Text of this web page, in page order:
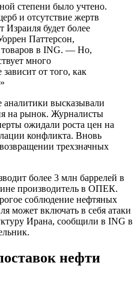
степени было учтено.
и отсутствие жертв
Израиля будет более
Паттерсон,
товаров в ING. — Но,
много
от того, как
аналитики высказывали
на рынок. Журналисты
ожидали роста цен на
конфликта. Вновь
трехзначных
более 3 млн баррелей в
производитель в ОПЕК.
соблюдение нефтяных
может включать в себя атаки
Ирана, сообщили в ING в
нефти